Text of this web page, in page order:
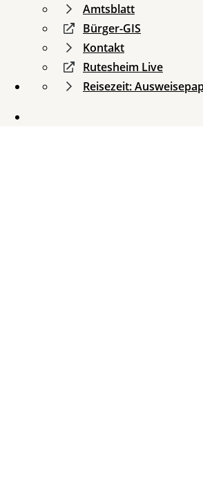
Amtsblatt
Bürger-GIS
Kontakt
Rutesheim Live
Reisezeit: